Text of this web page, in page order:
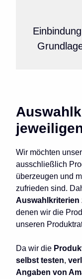
Wir möchten
ausschließlich
überzeugen und
zufrieden sind.
Auswahlkriterien
denen wir die
unseren
Da wir die
selbst testen,
Angaben von